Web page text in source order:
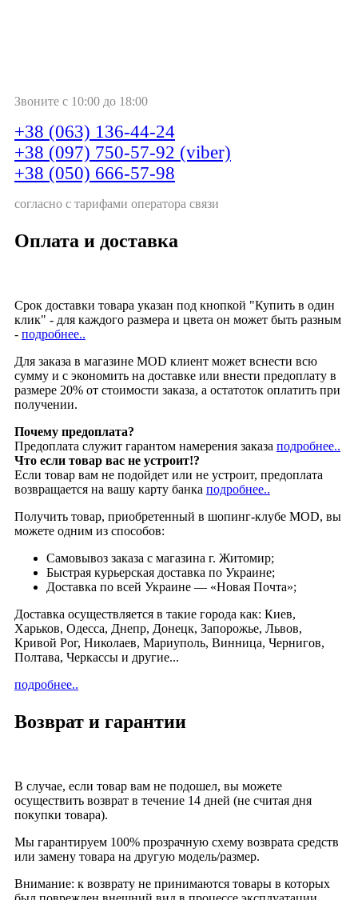
Звоните с 10:00 до 18:00
+38 (063) 136-44-24
+38 (097) 750-57-92 (viber)
+38 (050) 666-57-98
согласно с тарифами оператора связи
Оплата и доставка
Срок доставки товара указан под кнопкой "Купить в один
клик" - для каждого размера и цвета он может быть разным
- подробнее..
Для заказа в магазине MOD клиент может вснести всю
сумму и с экономить на доставке или внести предоплату в
размере 20% от стоимости заказа, а остатоток оплатить при
получении.
Почему предоплата?
Предоплата служит гарантом намерения заказа подробнее..
Что если товар вас не устроит!?
Если товар вам не подойдет или не устроит, предоплата
возвращается на вашу карту банка подробнее..
Получить товар, приобретенный в шопинг-клубе MOD, вы
можете одним из способов:
Cамовывоз заказа с магазина г. Житомир;
Быстрая курьерская доставка по Украине;
Доставка по всей Украине — «Новая Почта»;
Доставка осуществляется в такие города как: Киев,
Харьков, Одесса, Днепр, Донецк, Запорожье, Львов,
Кривой Рог, Николаев, Мариуполь, Винница, Чернигов,
Полтава, Черкассы и другие...
подробнее..
Возврат и гарантии
В случае, если товар вам не подошел, вы можете
осуществить возврат в течение 14 дней (не считая дня
покупки товара).
Мы гарантируем 100% прозрачную схему возврата средств
или замену товара на другую модель/размер.
Внимание: к возврату не принимаются товары в которых